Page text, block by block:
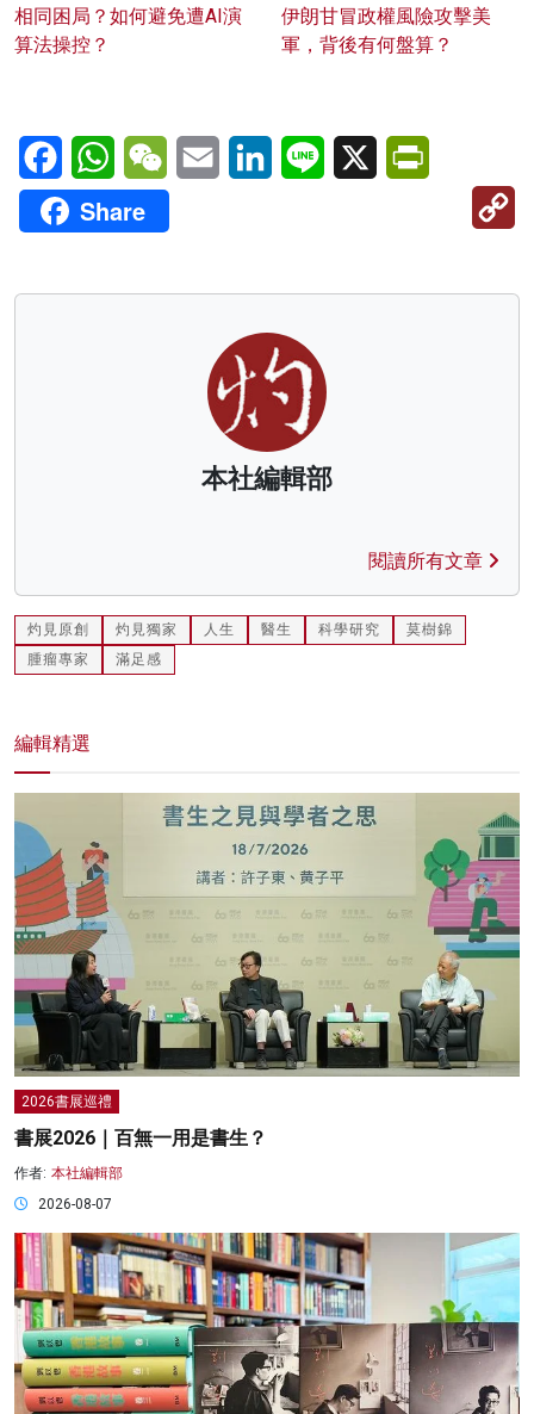
相同困局？如何避免遭AI演
算法操控？
伊朗甘冒政權風險攻擊美
軍，背後有何盤算？
FacebookWhatsAppWeChatEmail LinkedInLine X
Share
本社編輯部
閱讀所有文章
灼見原創 灼見獨家 人生 醫生 科學研究
莫樹錦
腫瘤專家
滿足感
編輯精選
2026書展巡禮
書展2026｜百無一用是書生？
作者: 本社編輯部
2026-08-07